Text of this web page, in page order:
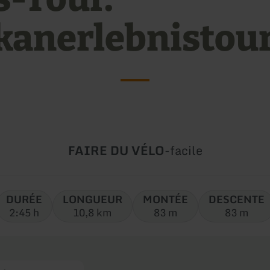
Type
FAIRE DU VÉLO-Difficulté:
facile
DURÉE
2:45 h
LONGUEUR
10,8 km
MONTÉE
83 m
DESCENTE
83 m